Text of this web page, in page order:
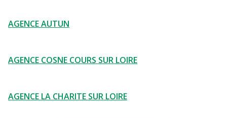
AGENCE AUTUN
AGENCE COSNE COURS SUR LOIRE
AGENCE LA CHARITE SUR LOIRE